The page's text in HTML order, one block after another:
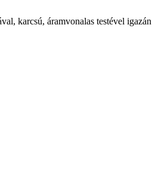
karcsú, áramvonalas testével